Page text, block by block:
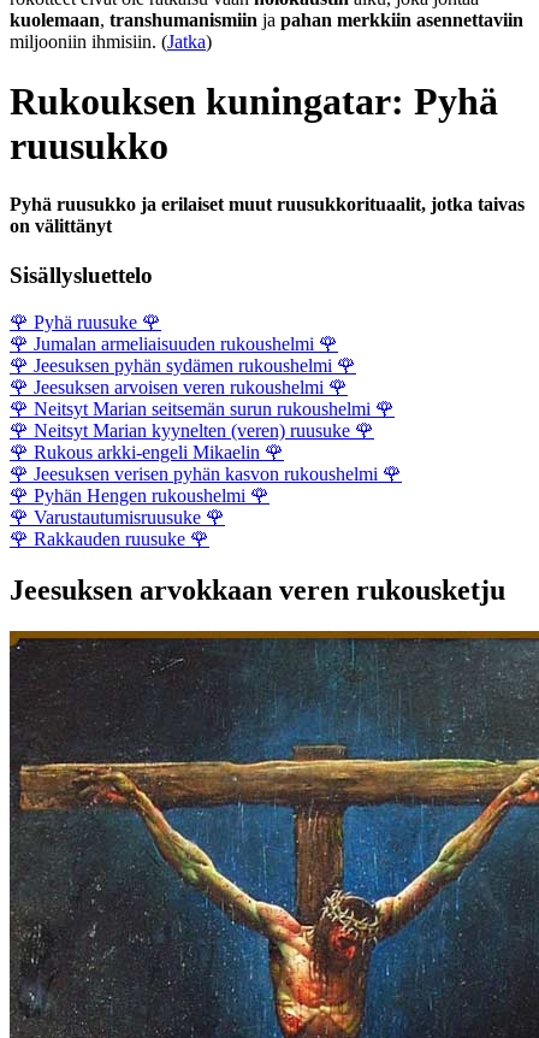
kuolemaan, transhumanismiin ja pahan merkkiin asennettaviin
miljooniin ihmisiin. (Jatka)
Rukouksen kuningatar: Pyhä
ruusukko
Pyhä ruusukko ja erilaiset muut ruusukkorituaalit, jotka taivas
on välittänyt
Sisällysluettelo
🌹 Pyhä ruusuke 🌹
🌹 Jumalan armeliaisuuden rukoushelmi 🌹
🌹 Jeesuksen pyhän sydämen rukoushelmi 🌹
🌹 Jeesuksen arvoisen veren rukoushelmi 🌹
🌹 Neitsyt Marian seitsemän surun rukoushelmi 🌹
🌹 Neitsyt Marian kyynelten (veren) ruusuke 🌹
🌹 Rukous arkki-engeli Mikaelin 🌹
🌹 Jeesuksen verisen pyhän kasvon rukoushelmi 🌹
🌹 Pyhän Hengen rukoushelmi 🌹
🌹 Varustautumisruusuke 🌹
🌹 Rakkauden ruusuke 🌹
Jeesuksen arvokkaan veren rukousketju